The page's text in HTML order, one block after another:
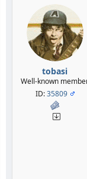
s
t
e
l
l
t
a
m
tobasi
Well-known
ID:35809